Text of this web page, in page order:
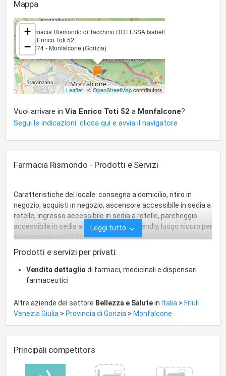
Mappa
Farmacia Rismondo di Tacchino DOTT.SSA Isabella
Via Enrico Toti 52
34074 - Monfalcone (Gorizia)
+
−
Leaflet| ©OpenStreetMapcontributors
Vuoi arrivare in Via Enrico Toti 52 a Monfalcone?
Segui le indicazioni: clicca qui e avvia il navigatore
Farmacia Rismondo - Prodotti e Servizi
Caratteristiche del locale: consegna a domicilio, ritiro in
negozio, acquisti in negozio, ascensore accessibile in sedia a
rotelle, ingresso accessibile in sedia a rotelle, parcheggio
accessibile in sedia a rotelle, lGBTQ+ friendly, luogo sicuro per
transgender, carte di credito.
Leggi tutto
Prodotti e servizi per privati:
Vendita dettaglio di farmaci, medicinali e dispensari
farmaceutici
Altre aziende del settore Bellezza e Salutein Italia > Friuli
Venezia Giulia > Provincia di Gorizia > Monfalcone
Principali competitors